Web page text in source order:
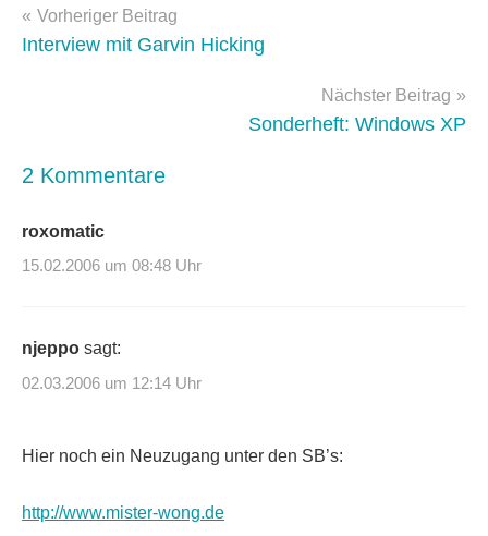
web
2.0
Beitragsnavigation
Vorheriger Beitrag
Interview mit Garvin Hicking
Nächster Beitrag
Sonderheft: Windows XP
2 Kommentare
roxomatic
15.02.2006 um 08:48 Uhr
njeppo sagt:
02.03.2006 um 12:14 Uhr
Hier noch ein Neuzugang unter den SB’s:
http://www.mister-wong.de